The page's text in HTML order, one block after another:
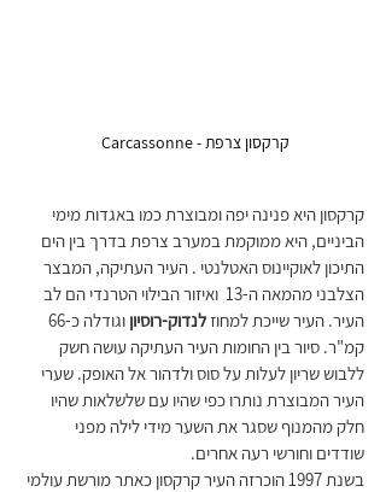
קרקסון צרפת - Carcassonne
קרקסון היא פנינה יפה ומבוצרת כמו באגדות מימי
הביניים, היא ממוקמת במערב צרפת בדרך בין הים
התיכון לאוקיינוס האטלנטי . העיר העתיקה, המבצר
הצלבני מהמאה ה-13  ואיזור הבילוי הטרנדי הם לב
העיר. העיר שייכת למחוז לנדוק-רוסיון
קמ"ר. סיור בין החומות העיר העתיקה עושה חשק
ללבוש שריון לעלות על סוס ולדהור אל האופק. שערי
העיר המבוצרת נותרו כפי שהיו עם שלשלאות שהיו
חלק מהמנוף שסגר את השער מידי לילה מפני
שודדים וחורשי רעה אחרים.
בשנת 1997 הוכרזה העיר קרקסון כאתר מורשת עולמי